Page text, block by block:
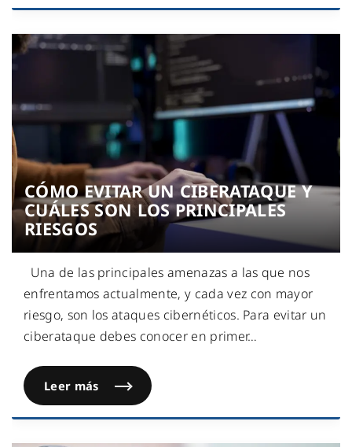
CÓMO EVITAR UN CIBERATAQUE Y
CUÁLES SON LOS PRINCIPALES
RIESGOS
Una de las principales amenazas a las que nos
enfrentamos actualmente, y cada vez con mayor
riesgo, son los ataques cibernéticos. Para evitar un
ciberataque debes conocer en primer…
Leer más